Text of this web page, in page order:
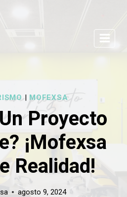
| MOFEXSA
Proyecto
¡Mofexsa
Realidad!
agosto 9, 2024